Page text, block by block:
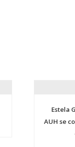
Estela
AUH se